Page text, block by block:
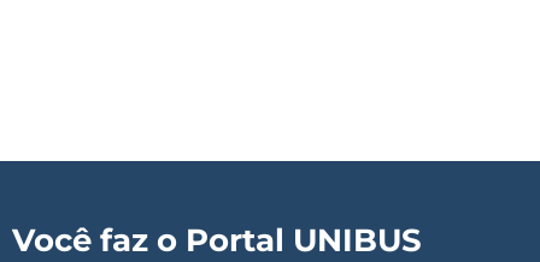
Você faz o Portal UNIBUS